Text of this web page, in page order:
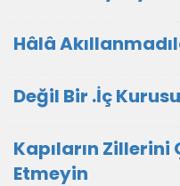
Hâlâ
Değil Bir .İç
Kapıların
Etmeyin